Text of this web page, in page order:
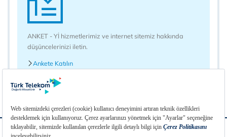
ANKET - Yİ hizmetlerimiz ve internet sitemiz hakkında
düşüncelerinizi iletin.
Ankete Katılın
SSS Sözlük İletişim Linkler